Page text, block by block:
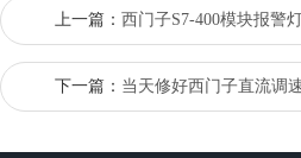
上一篇： 西门子S7-400模块报警
下一篇： 当天修好西门子直流调